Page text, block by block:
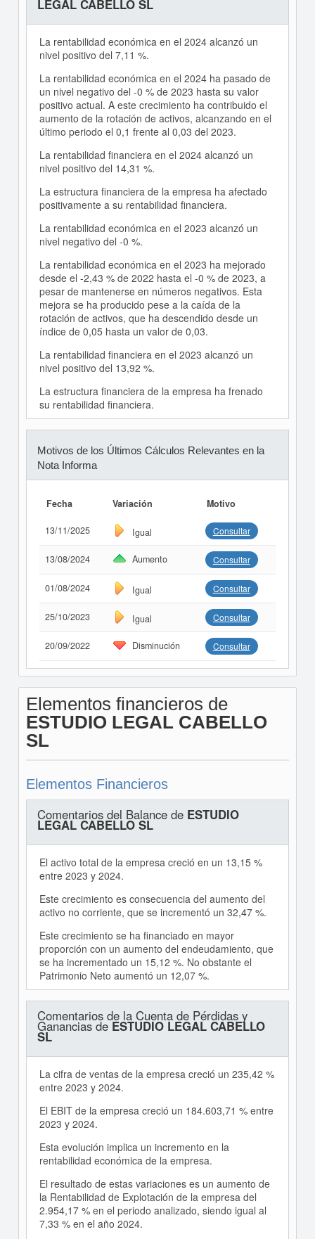
LEGAL CABELLO SL
La rentabilidad económica en el 2024 alcanzó un
nivel positivo del 7,11 %.
La rentabilidad económica en el 2024 ha pasado de
un nivel negativo del -0 % de 2023 hasta su valor
positivo actual. A este crecimiento ha contribuido el
aumento de la rotación de activos, alcanzando en el
último periodo el 0,1 frente al 0,03 del 2023.
La rentabilidad financiera en el 2024 alcanzó un
nivel positivo del 14,31 %.
La estructura financiera de la empresa ha afectado
positivamente a su rentabilidad financiera.
La rentabilidad económica en el 2023 alcanzó un
nivel negativo del -0 %.
La rentabilidad económica en el 2023 ha mejorado
desde el -2,43 % de 2022 hasta el -0 % de 2023, a
pesar de mantenerse en números negativos. Esta
mejora se ha producido pese a la caída de la
rotación de activos, que ha descendido desde un
índice de 0,05 hasta un valor de 0,03.
La rentabilidad financiera en el 2023 alcanzó un
nivel positivo del 13,92 %.
La estructura financiera de la empresa ha frenado
su rentabilidad financiera.
Motivos de los Últimos Cálculos Relevantes en la
Nota Informa
Fecha Variación Motivo
13/11/2025 Igual Consultar
13/08/2024 Aumento Consultar
01/08/2024 Igual Consultar
25/10/2023 Igual Consultar
20/09/2022 Disminución Consultar
Elementos financieros de
ESTUDIO LEGAL CABELLO
SL
Elementos Financieros
Comentarios del Balance de ESTUDIO
LEGAL CABELLO SL
El activo total de la empresa creció en un 13,15 %
entre 2023 y 2024.
Este crecimiento es consecuencia del aumento del
activo no corriente, que se incrementó un 32,47 %.
Este crecimiento se ha financiado en mayor
proporción con un aumento del endeudamiento, que
se ha incrementado un 15,12 %. No obstante el
Patrimonio Neto aumentó un 12,07 %.
Comentarios de la Cuenta de Pérdidas y
Ganancias deESTUDIO LEGAL CABELLO
SL
La cifra de ventas de la empresa creció un 235,42 %
entre 2023 y 2024.
El EBIT de la empresa creció un 184.603,71 % entre
2023 y 2024.
Esta evolución implica un incremento en la
rentabilidad económica de la empresa.
El resultado de estas variaciones es un aumento de
la Rentabilidad de Explotación de la empresa del
2.954,17 % en el periodo analizado, siendo igual al
7,33 % en el año 2024.